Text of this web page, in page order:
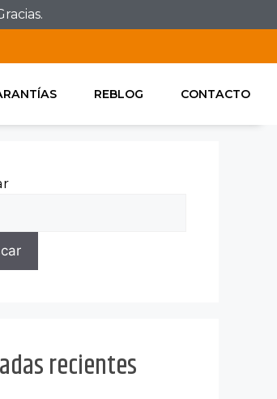
REBLOG CONTACTO
recientes